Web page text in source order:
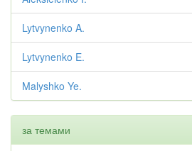
Lytvynenko A.
Lytvynenko E.
Malyshko Ye.
за темами